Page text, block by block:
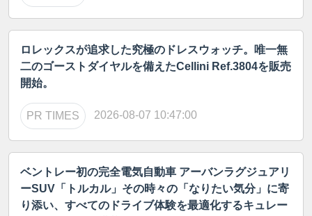
ロレックスが追求した究極のドレスウォッチ。唯一無
二のゴーストダイヤルを備えたCellini Ref.3804を販売
開始。
PR TIMES 2026-08-07 10:47:00
ベントレー初の完全電気自動車 アーバンラグジュアリ
ーSUV「トルカル」その時々の「なりたい気分」に寄
り添い、すべてのドライブ体験を最適化するキュレー